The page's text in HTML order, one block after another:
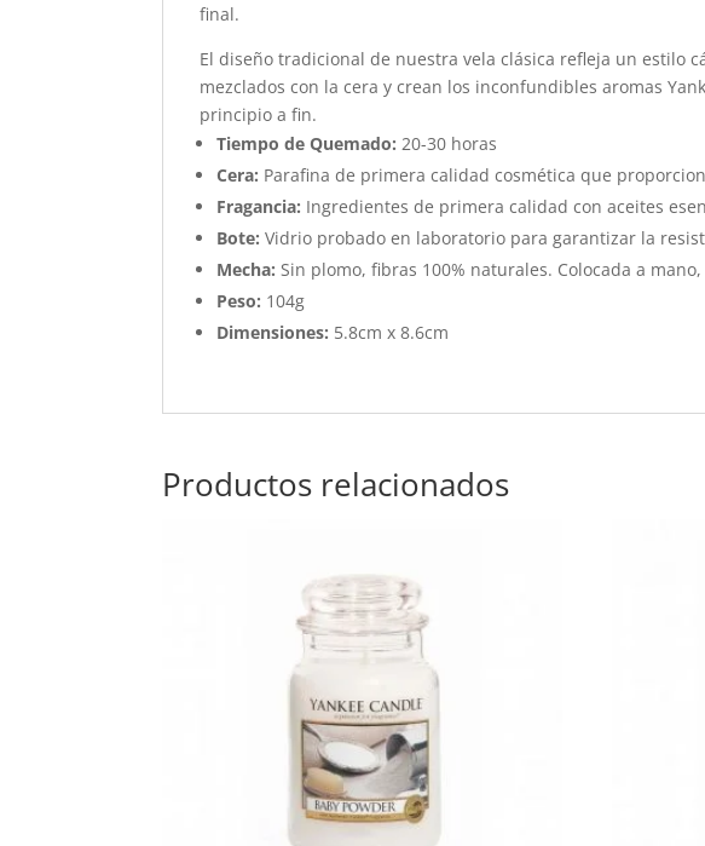
final.
El diseño tradicional de nuestra vela clásica refleja un estilo
mezclados con la cera y crean los inconfundibles aromas
principio a fin.
Tiempo de Quemado: 20-30 horas
Cera: Parafina de primera calidad cosmética que
Fragancia: Ingredientes de primera calidad con aceites
Bote: Vidrio probado en laboratorio para garantizar la
Mecha:Sin plomo, fibras 100% naturales. Colocada a
Peso: 104g
Dimensiones: 5.8cm x 8.6cm
Productos relacionados